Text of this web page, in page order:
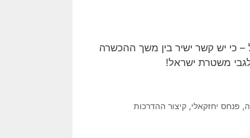
כי יש קשר ישיר בין משך ההכשרה
משטרת ישראל!
, פנחס יחזקאלי, קיצור ההדרכות